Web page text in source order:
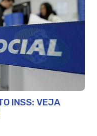
INSS: VEJA